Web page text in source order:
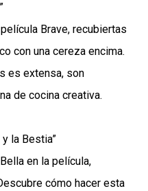
Brave, recubiertas
con una cereza encima.
es extensa, son
de cocina creativa.
la Bestia”
en la película,
cómo hacer esta